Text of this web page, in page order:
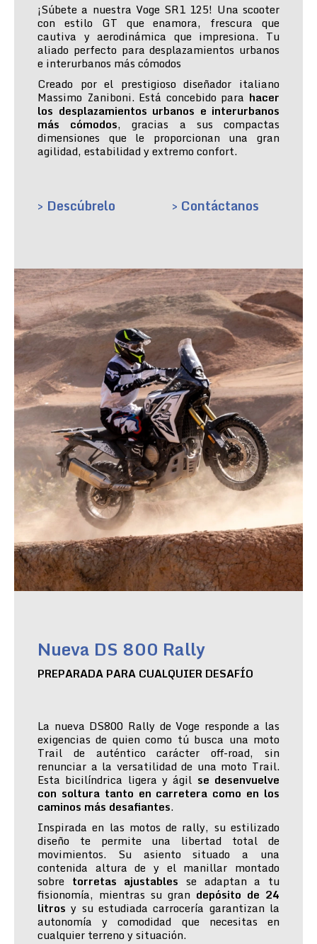
¡Súbete a nuestra Voge SR1 125! Una scooter
con estilo GT que enamora, frescura que
cautiva y aerodinámica que impresiona. Tu
aliado perfecto para desplazamientos urbanos
e interurbanos más cómodos
Creado por el prestigioso diseñador italiano
Massimo Zaniboni. Está concebido para hacer
los desplazamientos urbanos e interurbanos
más cómodos, gracias a sus compactas
dimensiones que le proporcionan una gran
agilidad, estabilidad y extremo confort.
> Descúbrelo > Contáctanos
Nueva DS 800 Rally
PREPARADA PARA CUALQUIER DESAFÍO
La nueva DS800 Rally de Voge responde a las
exigencias de quien como tú busca una moto
Trail de auténtico carácter off-road, sin
renunciar a la versatilidad de una moto Trail.
Esta bicilíndrica ligera y ágil se desenvuelve
con soltura tanto en carretera como en los
caminos más desafiantes.
Inspirada en las motos de rally, su estilizado
diseño te permite una libertad total de
movimientos. Su asiento situado a una
contenida altura de y el manillar montado
sobre torretas ajustables se adaptan a tu
fisionomía, mientras su gran depósito de 24
litros y su estudiada carrocería garantizan la
autonomía y comodidad que necesitas en
cualquier terreno y situación.